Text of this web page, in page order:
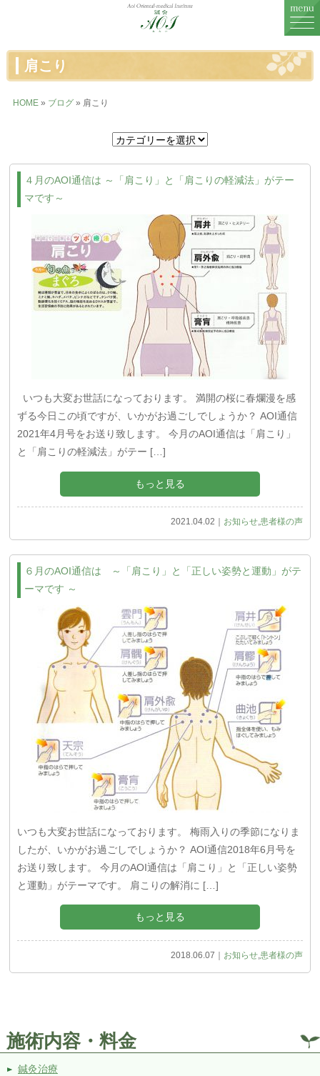
MENU
鍼灸治療
症例一覧
鍼灸院紹介
スタッフ紹介
初診料無料クーポン
社会貢献活動
フォトギャラリー
AOIブログ
肩こり
HOME» ブログ» 肩こり
４月のAOI通信は ～「肩こり」と「肩こりの軽減法」がテー
マです～
いつも大変お世話になっております。 満開の桜に春爛漫を感
ずる今日この頃ですが、いかがお過ごしでしょうか？ AOI通信
2021年4月号をお送り致します。 今月のAOI通信は「肩こり」
と「肩こりの軽減法」がテー […]
もっと見る
2021.04.02｜ お知らせ, 患者様の声
６月のAOI通信は ～「肩こり」と「正しい姿勢と運動」がテ
ーマです ～
いつも大変お世話になっております。 梅雨入りの季節になりま
したが、いかがお過ごしでしょうか？ AOI通信2018年6月号を
お送り致します。 今月のAOI通信は「肩こり」と「正しい姿勢
と運動」がテーマです。 肩こりの解消に […]
もっと見る
2018.06.07｜ お知らせ, 患者様の声
施術内容・料金
鍼灸治療